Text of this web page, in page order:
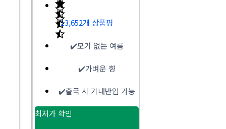
13,652개 상품평
✔️모기 없는 여름
✔️가벼운 향
✔️출국 시 기내반입 가능
최저가 확인